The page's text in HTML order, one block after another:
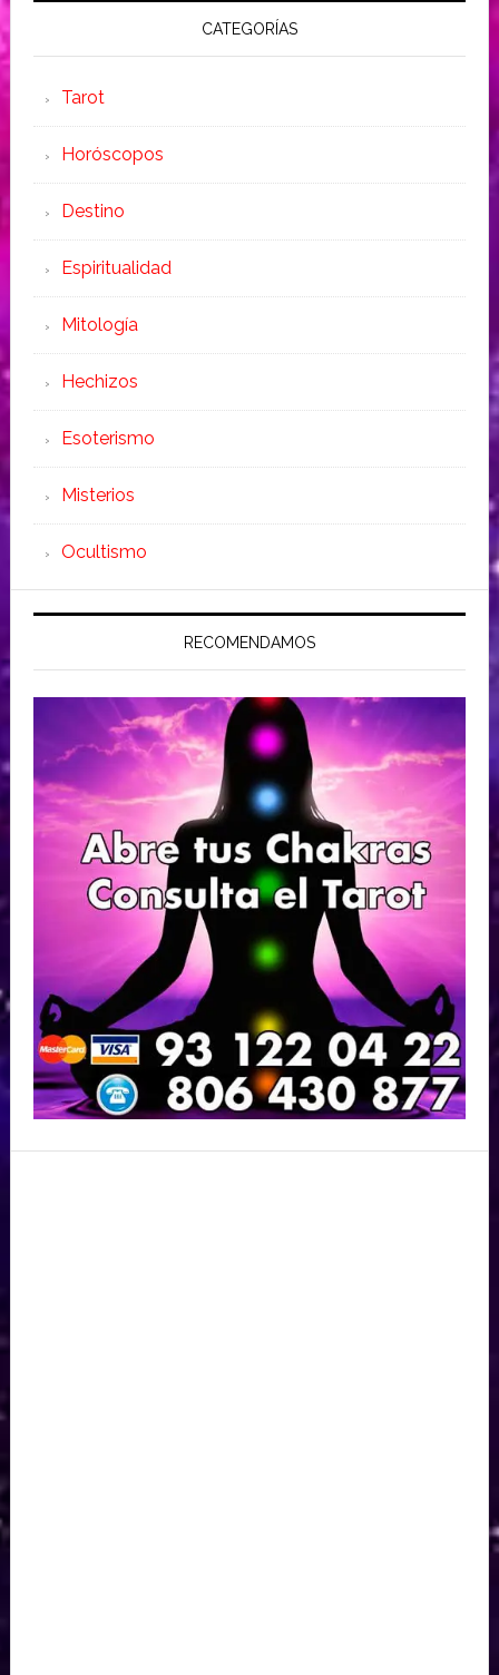
CATEGORÍAS
Tarot
Horóscopos
Destino
Espiritualidad
Mitología
Hechizos
Esoterismo
Misterios
Ocultismo
RECOMENDAMOS